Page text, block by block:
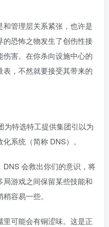
管理层关系紧张，也许是
恐怖之物发生了创伤性接
害。在你杀向设施中心的
，不然就要接受其带来的
为特选特工提供集团引以为
系统（简称 DNS）。
会救出你们的意识，将
游戏之间保留某些技能和
容易一些。
可能会有铜涩味。这是正